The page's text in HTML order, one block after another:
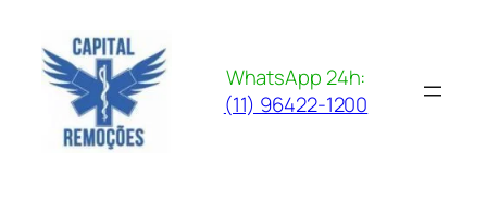
para
conteúdo
WhatsApp 24h:
(11) 96422-1200